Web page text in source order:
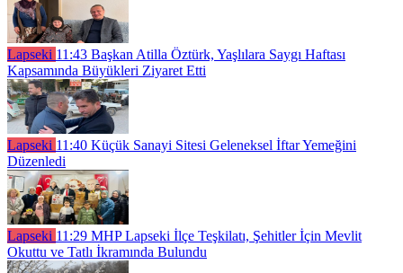
Lapseki 11:43 Başkan Atilla Öztürk, Yaşlılara Saygı Haftası
Kapsamında Büyükleri Ziyaret Etti
Lapseki 11:40 Küçük Sanayi Sitesi Geleneksel İftar Yemeğini
Düzenledi
Lapseki 11:29 MHP Lapseki İlçe Teşkilatı, Şehitler İçin Mevlit
Okuttu ve Tatlı İkramında Bulundu